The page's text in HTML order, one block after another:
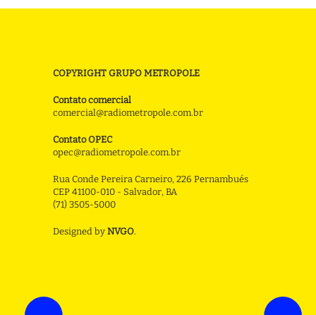
COPYRIGHT GRUPO METROPOLE
Contato comercial
comercial@radiometropole.com.br
Contato OPEC
opec@radiometropole.com.br
Rua Conde Pereira Carneiro, 226 Pernambués
CEP 41100-010 - Salvador, BA
(71) 3505-5000
Designed by NVGO.